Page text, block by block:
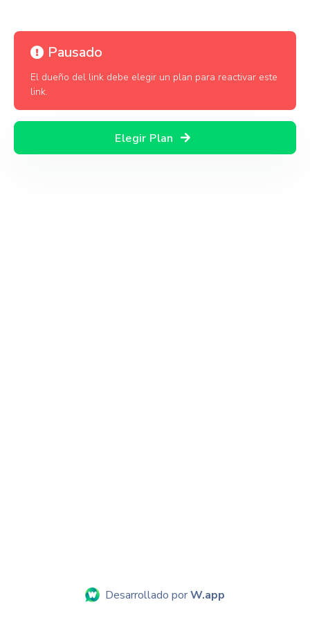
Pausado
El dueño del link debe elegir un plan para reactivar este
link.
Elegir Plan
Desarrollado porW.app